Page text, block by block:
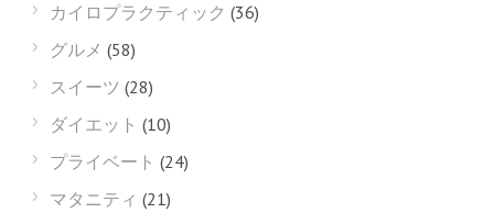
カイロプラクティック (36)
グルメ (58)
スイーツ (28)
ダイエット (10)
プライベート (24)
マタニティ (21)